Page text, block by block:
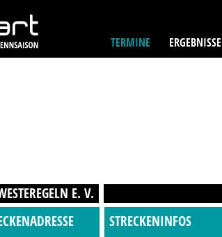
TERMINE ERGEBNISSE
E. V.
STRECKENINFOS